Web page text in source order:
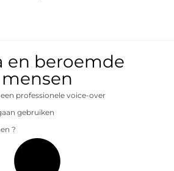
en beroemde
mensen
professionele voice-over
gebruiken
?